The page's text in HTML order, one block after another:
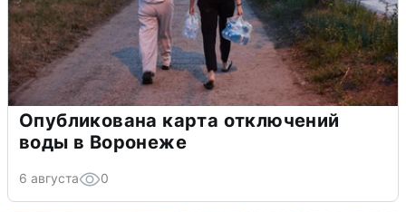
Опубликована карта отключений
воды в Воронеже
6 августа 0